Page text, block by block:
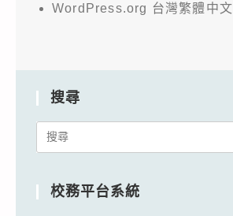
WordPress.org 台灣繁體中文
搜尋
Search
校務平台系統